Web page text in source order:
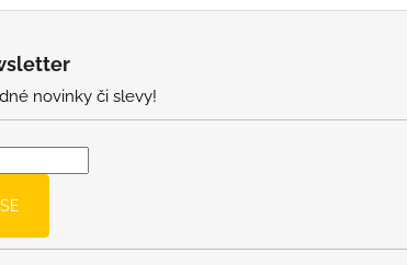
novinky či slevy!